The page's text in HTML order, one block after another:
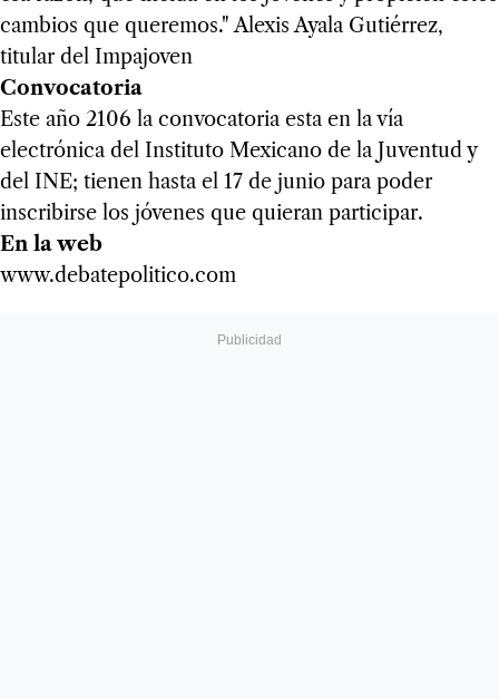
cambios que queremos." Alexis Ayala Gutiérrez,
titular del Impajoven
Convocatoria
Este año 2106 la convocatoria esta en la vía
electrónica del Instituto Mexicano de la Juventud y
del INE; tienen hasta el 17 de junio para poder
inscribirse los jóvenes que quieran participar.
En la web
www.debatepolitico.com